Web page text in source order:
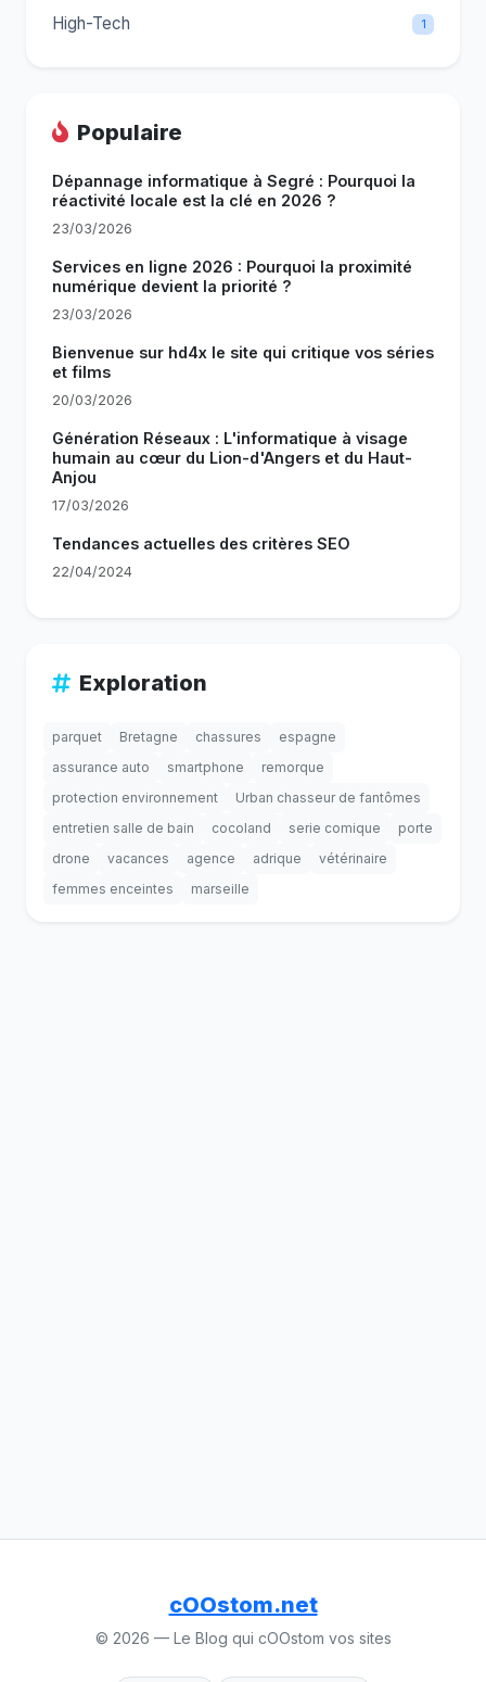
High-Tech 1
Populaire
Dépannage informatique à Segré : Pourquoi la
réactivité locale est la clé en 2026 ?
23/03/2026
Services en ligne 2026 : Pourquoi la proximité
numérique devient la priorité ?
23/03/2026
Bienvenue sur hd4x le site qui critique vos séries
et films
20/03/2026
Génération Réseaux : L'informatique à visage
humain au cœur du Lion-d'Angers et du Haut-
Anjou
17/03/2026
Tendances actuelles des critères SEO
22/04/2024
Exploration
parquet Bretagne chassures
espagne
assurance auto
smartphone
remorque
protection environnement
Urban chasseur de fantômes
entretien salle de bain
cocoland serie comique
porte
drone
vacances agence adrique
vétérinaire
femmes enceintes
marseille
cOOstom.net
© 2026 — Le Blog qui cOOstom vos sites